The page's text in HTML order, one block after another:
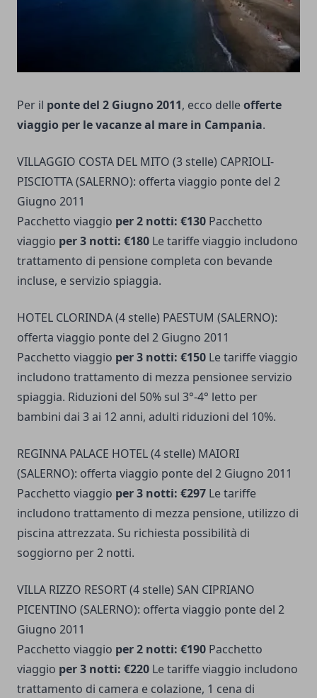
Per il ponte del 2 Giugno 2011, ecco delleofferte
viaggio per le vacanze al mare in Campania.
VILLAGGIO COSTA DEL MITO (3 stelle) CAPRIOLI-
PISCIOTTA (SALERNO): offerta viaggio ponte del 2
Giugno 2011
Pacchetto viaggio per 2 notti: €130 Pacchetto
viaggio per 3 notti: €180 Le tariffe viaggio includono
trattamento di pensione completa con bevande
incluse, e servizio spiaggia.
HOTEL CLORINDA (4 stelle) PAESTUM (SALERNO):
offerta viaggio ponte del 2 Giugno 2011
Pacchetto viaggio per 3 notti: €150 Le tariffe viaggio
includono trattamento di mezza pensionee servizio
spiaggia. Riduzioni del 50% sul 3°-4° letto per
bambini dai 3 ai 12 anni, adulti riduzioni del 10%.
REGINNA PALACE HOTEL (4 stelle) MAIORI
(SALERNO): offerta viaggio ponte del 2 Giugno 2011
Pacchetto viaggio per 3 notti: €297 Le tariffe
includono trattamento di mezza pensione, utilizzo di
piscina attrezzata. Su richiesta possibilità di
soggiorno per 2 notti.
VILLA RIZZO RESORT (4 stelle) SAN CIPRIANO
PICENTINO (SALERNO): offerta viaggio ponte del 2
Giugno 2011
Pacchetto viaggio per 2 notti: €190 Pacchetto
viaggio per 3 notti: €220 Le tariffe viaggio includono
trattamento di camera e colazione, 1 cena di